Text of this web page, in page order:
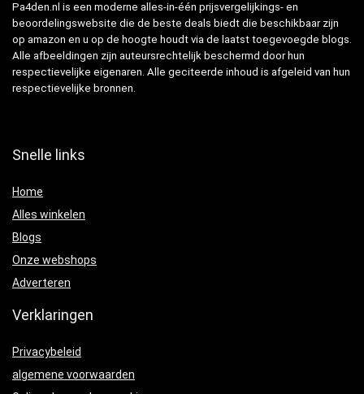
Pa4den.nl is een moderne alles-in-één prijsvergelijkings- en
beoordelingswebsite die de beste deals biedt die beschikbaar zijn
op amazon en u op de hoogte houdt via de laatst toegevoegde blogs.
Alle afbeeldingen zijn auteursrechtelijk beschermd door hun
respectievelijke eigenaren. Alle geciteerde inhoud is afgeleid van hun
respectievelijke bronnen.
Snelle links
Home
Alles winkelen
Blogs
Onze webshops
Adverteren
Verklaringen
Privacybeleid
algemene voorwaarden